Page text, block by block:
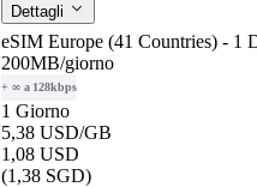
Dettagli
eSIM Europe (41 Countries) - 1
200MB/giorno
+ ∞ a 128kbps
1 Giorno
5,38 USD/GB
1,08 USD
(1,38 SGD)